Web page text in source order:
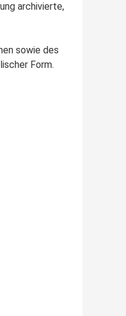
archivierte,
sowie des
Form.